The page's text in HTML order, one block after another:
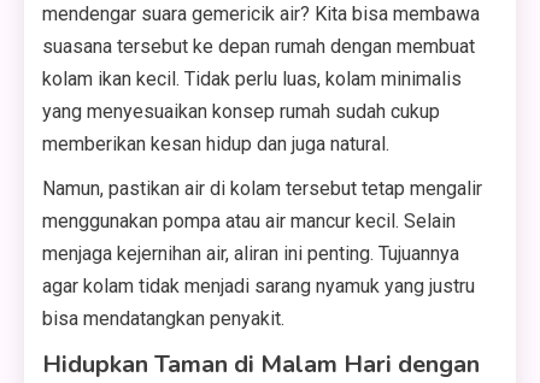
mendengar suara gemericik air? Kita bisa membawa
suasana tersebut ke depan rumah dengan membuat
kolam ikan kecil. Tidak perlu luas, kolam minimalis
yang menyesuaikan konsep rumah sudah cukup
memberikan kesan hidup dan juga natural.
Namun, pastikan air di kolam tersebut tetap mengalir
menggunakan pompa atau air mancur kecil. Selain
menjaga kejernihan air, aliran ini penting. Tujuannya
agar kolam tidak menjadi sarang nyamuk yang justru
bisa mendatangkan penyakit.
Hidupkan Taman di Malam Hari dengan